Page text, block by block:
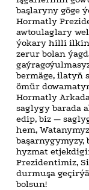
başlaryny göge
Hormatly
awtoulaglary
ýokary hilli
zerur bolan
bermäge, ilatyň
ömür
Hormatly
saglygy barada
edip, biz —
hem,
hyzmat
Prezidentimiz,
durmuşa
bolsun!